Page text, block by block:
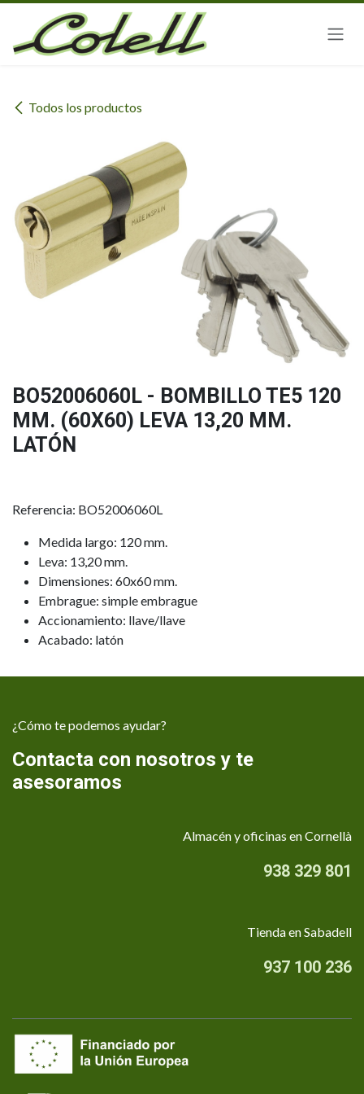
Ir al contenido
Todos los productos
BO52006060L - BOMBILLO TE5 120
MM. (60X60) LEVA 13,20 MM.
LATÓN
Referencia: BO52006060L
Medida largo: 120 mm.
Leva: 13,20 mm.
Dimensiones: 60x60 mm.
Embrague: simple embrague
Accionamiento: llave/llave
Acabado: latón
¿Cómo te podemos ayudar?
Contacta con nosotros y te
asesoramos
Almacén y oficinas en Cornellà
938 329 801
Tienda en Sabadell
937 100 236